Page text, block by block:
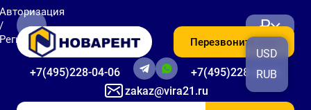
zakaz@vira21.ru
+7(495)228-04-06 +7(495)228-06-56
Перезвоните мне
₽
USD
RUB